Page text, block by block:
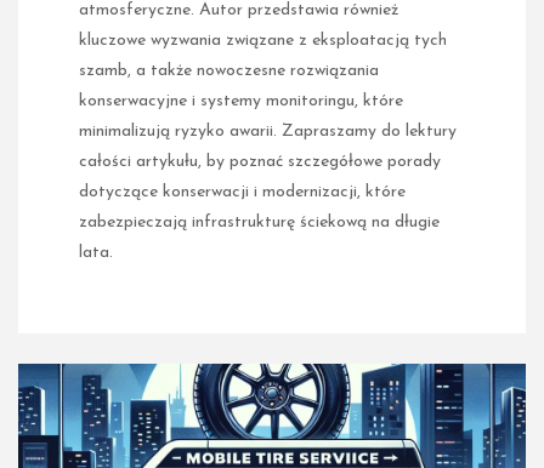
atmosferyczne. Autor przedstawia również
kluczowe wyzwania związane z eksploatacją tych
szamb, a także nowoczesne rozwiązania
konserwacyjne i systemy monitoringu, które
minimalizują ryzyko awarii. Zapraszamy do lektury
całości artykułu, by poznać szczegółowe porady
dotyczące konserwacji i modernizacji, które
zabezpieczają infrastrukturę ściekową na długie
lata.